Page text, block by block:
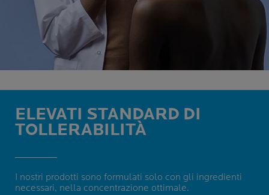
ELEVATI STANDARD DI
TOLLERABILITÀ
I nostri prodotti sono formulati solo con gli ingredienti
necessari, nella concentrazione ottimale.